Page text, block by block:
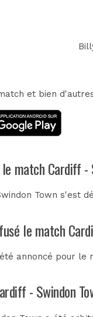
et bien
match Cardiff -
Town s'est
le match
annoncé pour
- Swindon